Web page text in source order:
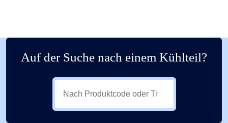
Auf der Suche nach einem Kühlteil?